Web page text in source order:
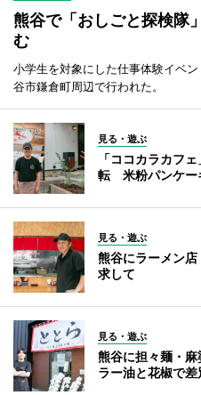
熊谷で「おしごと探検
む
小学生を対象にした仕事体験イベ
谷市鎌倉町周辺で行われた。
見る・遊ぶ
「ココカラカフ
転 米粉パンケー
見る・遊ぶ
熊谷にラーメン
求して
見る・遊ぶ
熊谷に担々麺・
ラー油と花椒で差